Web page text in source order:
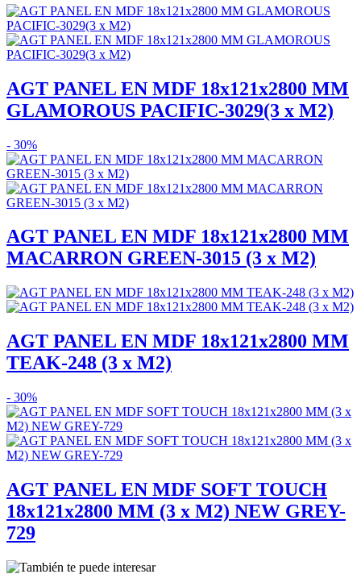
AGT PANEL EN MDF 18x121x2800 MM
GLAMOROUS PACIFIC-3029(3 x M2)
- 30%
AGT PANEL EN MDF 18x121x2800 MM
MACARRON GREEN-3015 (3 x M2)
AGT PANEL EN MDF 18x121x2800 MM
TEAK-248 (3 x M2)
- 30%
AGT PANEL EN MDF SOFT TOUCH
18x121x2800 MM (3 x M2) NEW GREY-
729